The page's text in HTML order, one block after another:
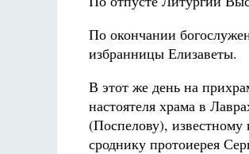
По окончании
избранницы Елизаветы.
В этот же день на
настоятеля храма в
(Поспелову),
сроднику протоиерея